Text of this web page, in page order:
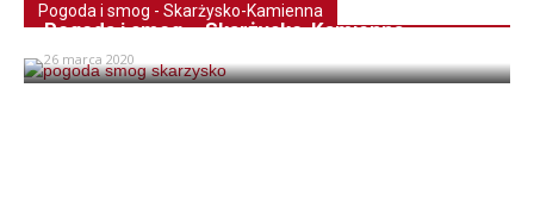
Pogoda i smog - Skarżysko-Kamienna
Pogoda i smog – Skarżysko-Kamienna
26 marca 2020